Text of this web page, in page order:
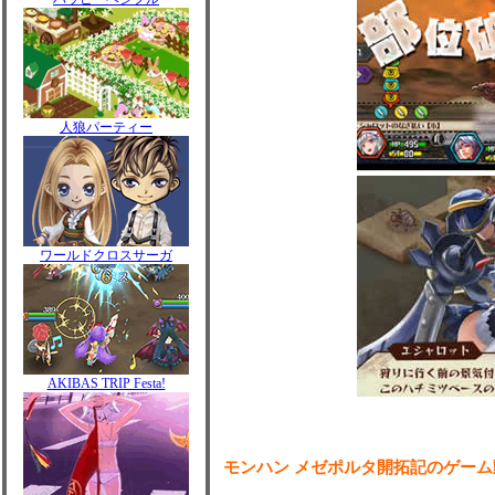
人狼パーティー
ワールドクロスサーガ
AKIBAS TRIP Festa!
モンハン メゼポルタ開拓記のゲー